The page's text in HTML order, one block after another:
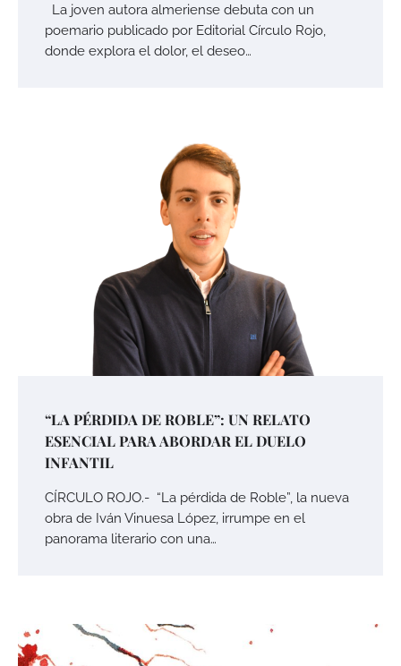
La joven autora almeriense debuta con un
poemario publicado por Editorial Círculo Rojo,
donde explora el dolor, el deseo…
“LA PÉRDIDA DE ROBLE”: UN RELATO
ESENCIAL PARA ABORDAR EL DUELO
INFANTIL
CÍRCULO ROJO.- “La pérdida de Roble”, la nueva
obra de Iván Vinuesa López, irrumpe en el
panorama literario con una…